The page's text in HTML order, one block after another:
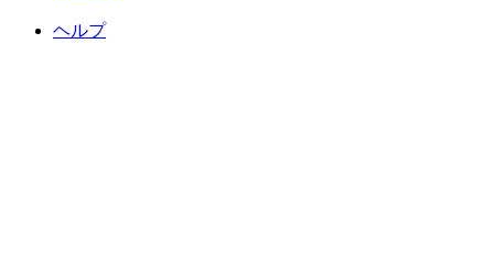
ヘルプ